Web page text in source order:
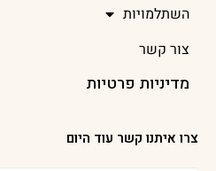
השתלמויות
צור קשר
מדיניות פרטיות
צרו איתנו קשר עוד היום